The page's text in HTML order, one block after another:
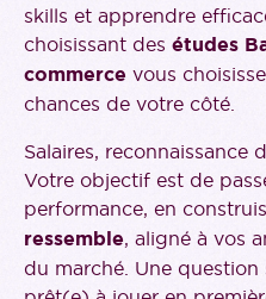
skills et apprendre
choisissant des études
commerce vous
chances de votre côté.
Salaires, reconnaissance
Votre objectif est de
performance, en
ressemble, aligné à vos
du marché. Une question